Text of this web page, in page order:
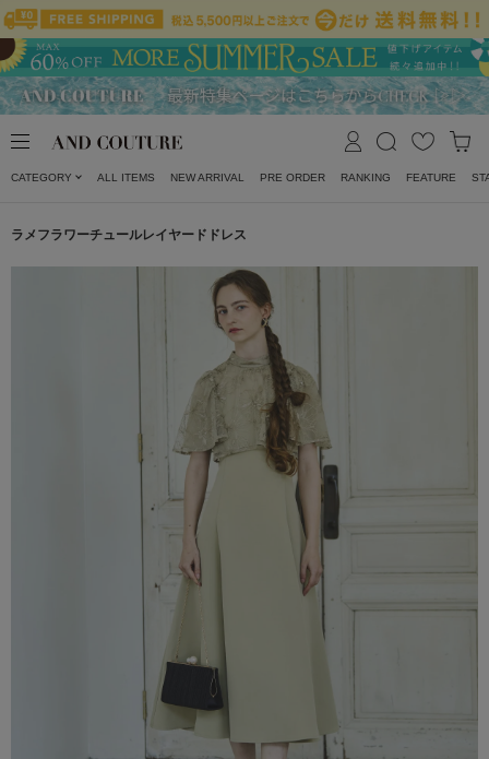
CATEGORY ALL ITEMS NEW ARRIVAL PRE ORDER RANKING FEATURE
ラメフラワーチュールレイヤードドレス